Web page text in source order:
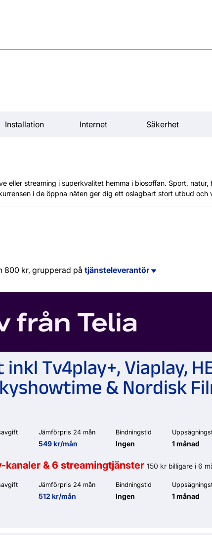
Installation Internet Säkerhet
eller streaming i superkvalitet hemma i biosoffan. Sport,
i de öppna näten ger dig ett oslagbart stort utbud och
800 kr, grupperad på tjänsteleverantör
inkl Tv4play+, Viaplay,
& Nordisk
Jämförpris 24 mån
549 kr/mån
Bindningstid
Ingen 1 månad
kanaler & 6 streamingtjänster 150 kr billigare i 6
Jämförpris 24 mån
512 kr/mån
Bindningstid
Ingen 1 månad